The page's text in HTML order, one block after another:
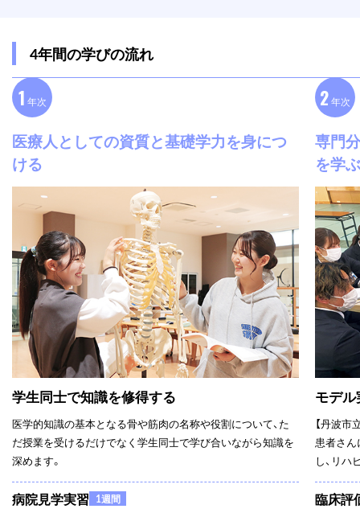
4年間の学びの流れ
1 年次
医療人としての資質と基礎学力を身につ
ける
学生同士で知識を修得する
医学的知識の基本となる骨や筋肉の名称や役割について、た
だ授業を受けるだけでなく学生同士で学び合いながら知識を
深めます。
病院見学実習 1週間
2年次
専門
を学ぶ
モデ
【丹波市
患者さ
し、リハ
臨床評